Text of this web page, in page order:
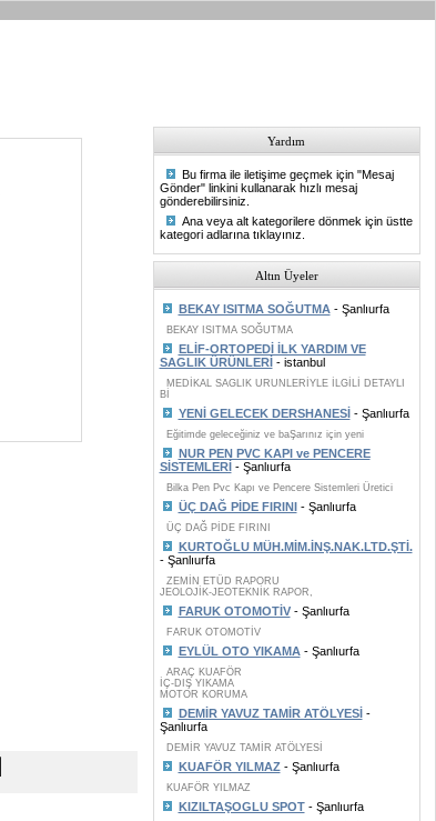
Yardım
Bu firma ile iletişime geçmek için "Mesaj
Gönder" linkini kullanarak hızlı mesaj
gönderebilirsiniz.
Ana veya alt kategorilere dönmek için üstte
kategori adlarına tıklayınız.
Altın Üyeler
BEKAY ISITMA SOĞUTMA - Şanlıurfa
BEKAY ISITMA SOĞUTMA
ELİF-ORTOPEDİ İLK YARDIM VE
SAGLIK ÜRÜNLERİ- istanbul
MEDİKAL SAGLIK URUNLERİYLE İLGİLİ DETAYLI
Bİ
YENİ GELECEK DERSHANESİ- Şanlıurfa
Eğitimde geleceğiniz ve baŞarınız için yeni
NUR PEN PVC KAPI ve PENCERE
SİSTEMLERİ- Şanlıurfa
Bilka Pen Pvc Kapı ve Pencere Sistemleri Üretici
ÜÇ DAĞ PİDE FIRINI- Şanlıurfa
ÜÇ DAĞ PİDE FIRINI
KURTOĞLU MÜH.MİM.İNŞ.NAK.LTD.ŞTİ.
- Şanlıurfa
ZEMİN ETÜD RAPORU
JEOLOJİK-JEOTEKNİK RAPOR,
FARUK OTOMOTİV- Şanlıurfa
FARUK OTOMOTİV
EYLÜL OTO YIKAMA - Şanlıurfa
ARAÇ KUAFÖR
İÇ-DIŞ YIKAMA
MOTOR KORUMA
DEMİR YAVUZ TAMİR ATÖLYESİ-
Şanlıurfa
DEMİR YAVUZ TAMİR ATÖLYESİ
KUAFÖR YILMAZ- Şanlıurfa
KUAFÖR YILMAZ
KIZILTAŞOGLU SPOT- Şanlıurfa